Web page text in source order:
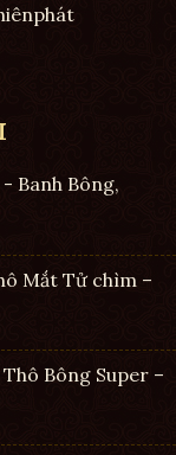
Banh Bông,
Mắt Tử chìm –
Bông Super –